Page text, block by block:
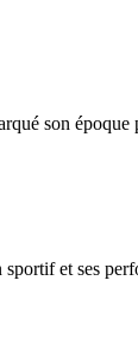
son
et ses